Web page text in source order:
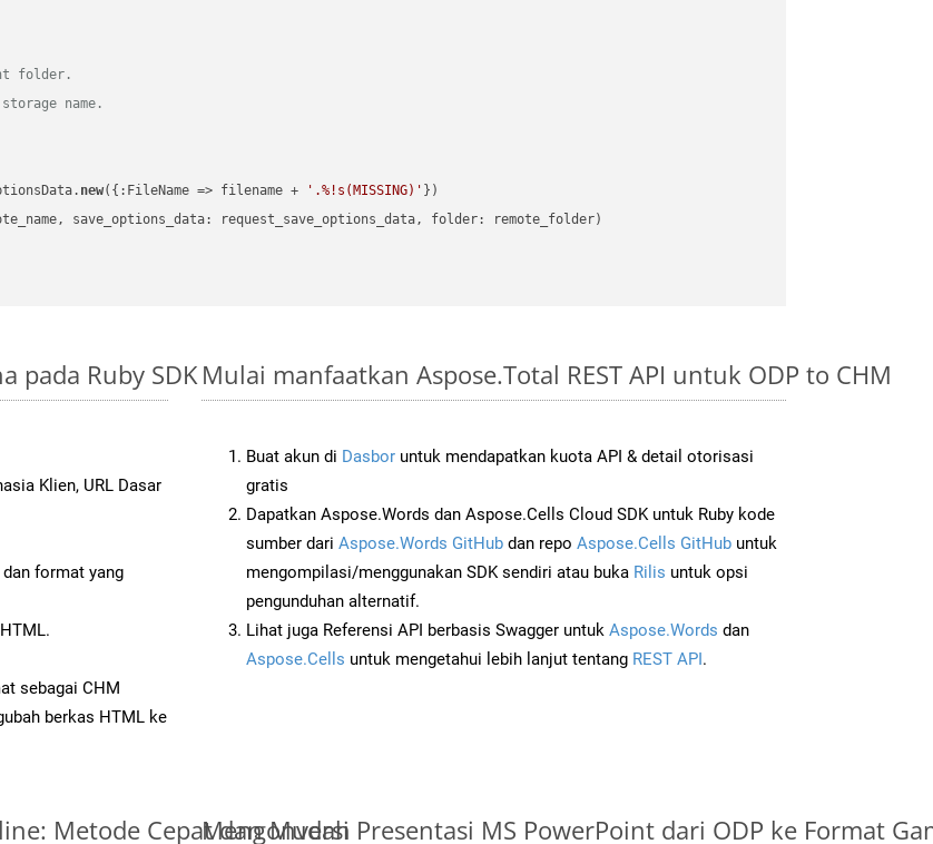
folder.
name.
new({:FileName => filename + '.%!s(MISSING)' })
save_options_data: request_save_options_data, folder: remote_folder)
pada Ruby SDK
Klien, URL Dasar
format yang
sebagai CHM
berkas HTML ke
Mulai manfaatkan Aspose.Total REST API untuk ODP to CHM
Buat akun di Dasbor untuk mendapatkan kuota API & detail otorisasi
gratis
Dapatkan Aspose.Words dan Aspose.Cells Cloud SDK untuk Ruby kode
sumber dari Aspose.Words GitHub dan repo Aspose.Cells GitHub untuk
mengompilasi/menggunakan SDK sendiri atau buka Rilis untuk opsi
pengunduhan alternatif.
Lihat juga Referensi API berbasis Swagger untuk Aspose.Words dan
Aspose.Cells untuk mengetahui lebih lanjut tentang REST API.
Metode Cepat dan MudahMengonversi Presentasi MS PowerPoint dari ODP ke Format